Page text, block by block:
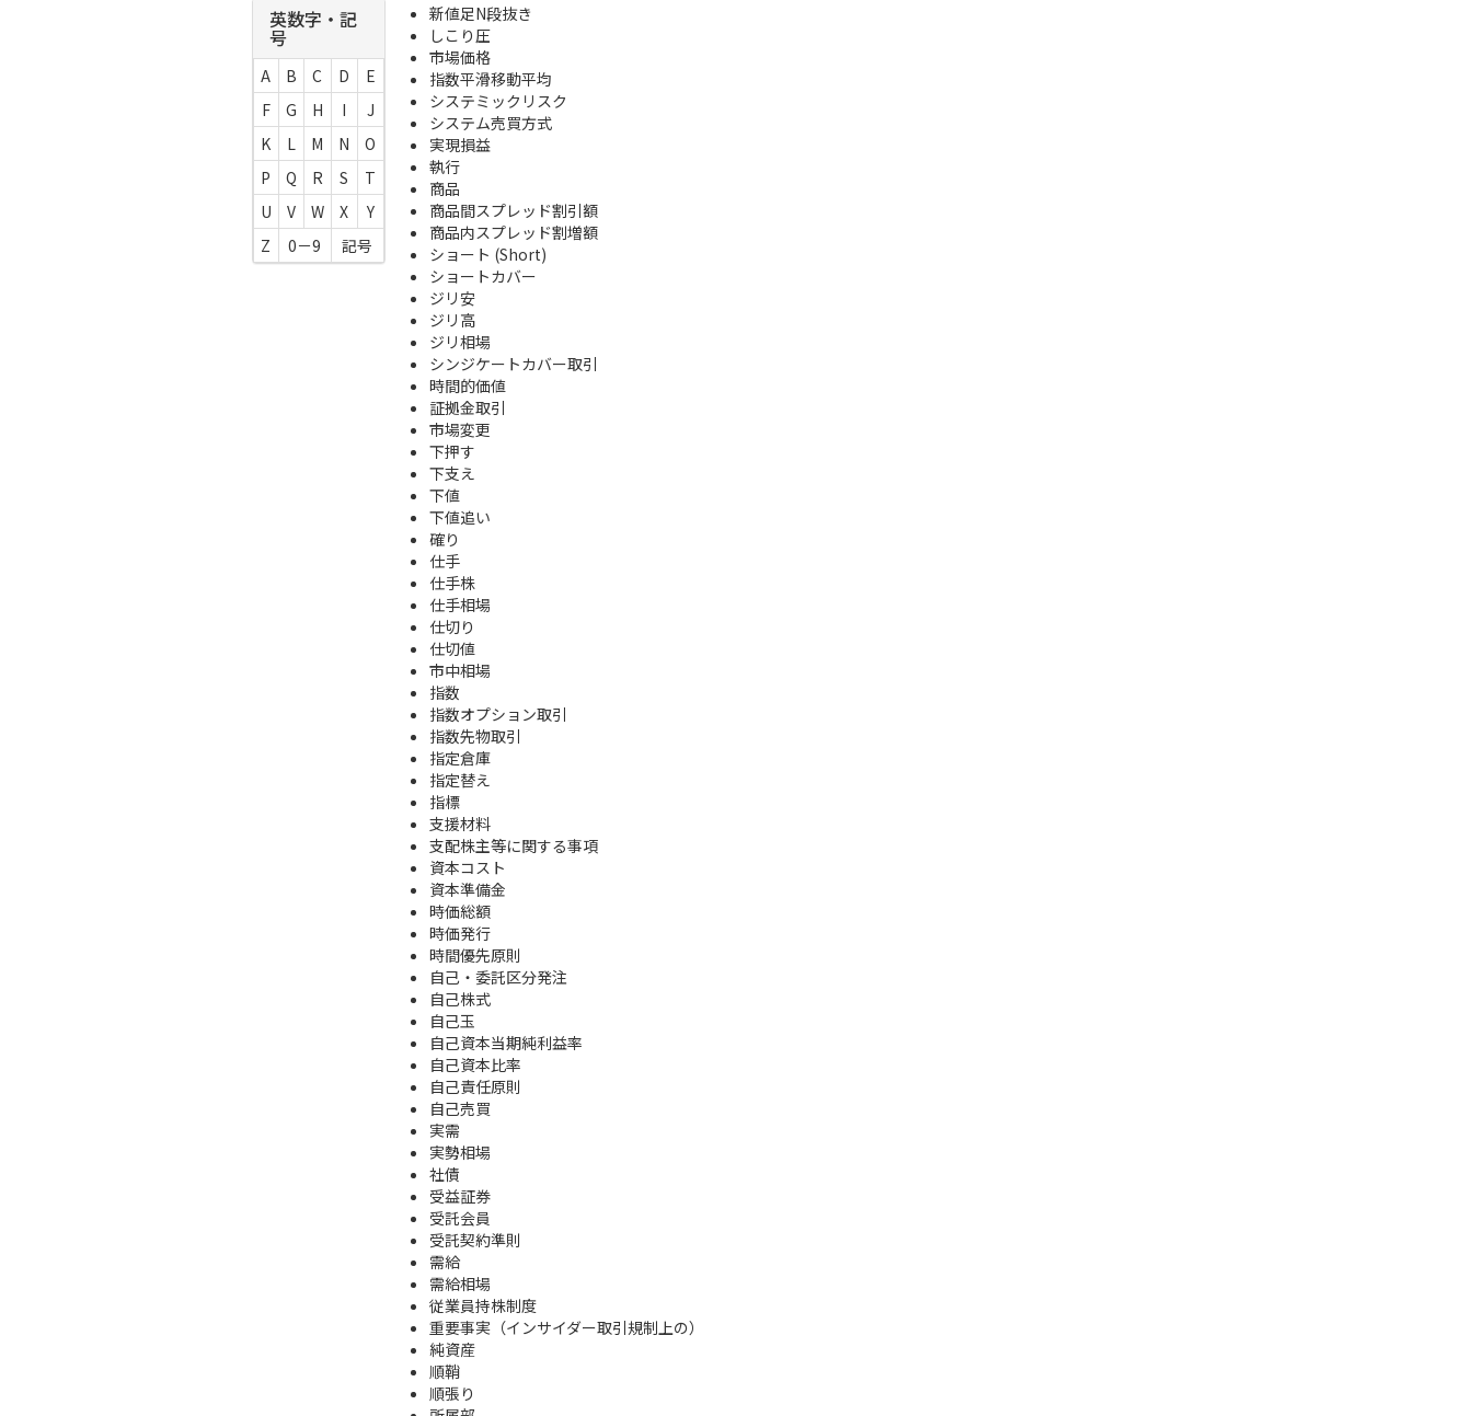
新値足N段抜き
しこり圧
市場価格
指数平滑移動平均
システミックリスク
システム売買方式
実現損益
執行
商品
商品間スプレッド割引額
商品内スプレッド割増額
ショート (Short)
ショートカバー
ジリ安
ジリ高
ジリ相場
シンジケートカバー取引
時間的価値
証拠金取引
市場変更
下押す
下支え
下値
下値追い
確り
仕手
仕手株
仕手相場
仕切り
仕切値
市中相場
指数
指数オプション取引
指数先物取引
指定倉庫
指定替え
指標
支援材料
支配株主等に関する事項
資本コスト
資本準備金
時価総額
時価発行
時間優先原則
自己・委託区分発注
自己株式
自己玉
自己資本当期純利益率
自己資本比率
自己責任原則
自己売買
実需
実勢相場
社債
受益証券
受託会員
受託契約準則
需給
需給相場
従業員持株制度
重要事実（インサイダー取引規制上の）
純資産
順鞘
順張り
英数字・記
号
A B C D
E
F
G H I
J
K
L M N
O
P
Q R S
T
U
V W X
Y
Z
0－9 記号